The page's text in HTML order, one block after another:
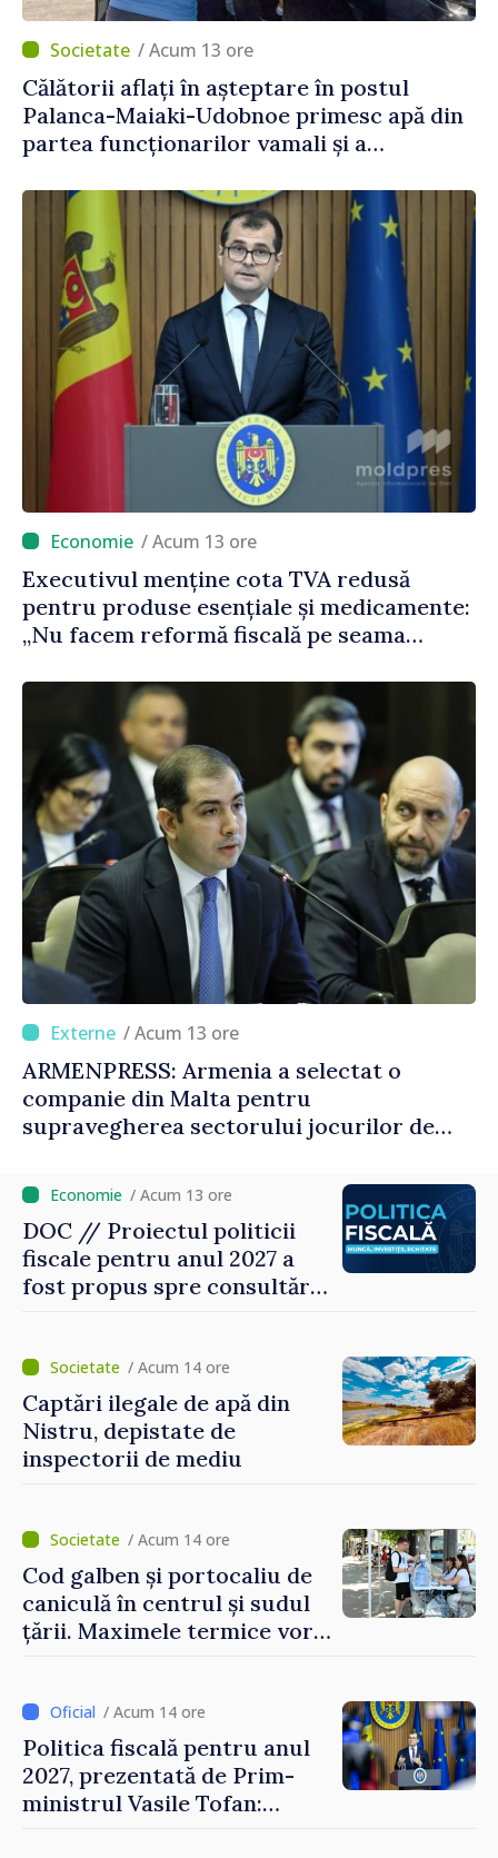
/ Acum 13 ore
Călătorii aflați în așteptare în postul
Palanca-Maiaki-Udobnoe primesc apă din
partea funcționarilor vamali și a
/ Acum 13 ore
Executivul menține cota TVA redusă
pentru produse esențiale și medicamente:
„Nu facem reformă fiscală pe seama
/ Acum 13 ore
ARMENPRESS: Armenia a selectat o
companie din Malta pentru
supravegherea sectorului jocurilor de
/ Acum 13 ore
DOC // Proiectul politicii
fiscale pentru anul 2027 a
fost propus spre consultări
/ Acum 14 ore
Captări ilegale de apă din
Nistru, depistate de
inspectorii de mediu
/ Acum 14 ore
Cod galben și portocaliu de
caniculă în centrul și sudul
țării. Maximele termice vor
/ Acum 14 ore
Politica fiscală pentru anul
2027, prezentată de Prim-
ministrul Vasile Tofan: